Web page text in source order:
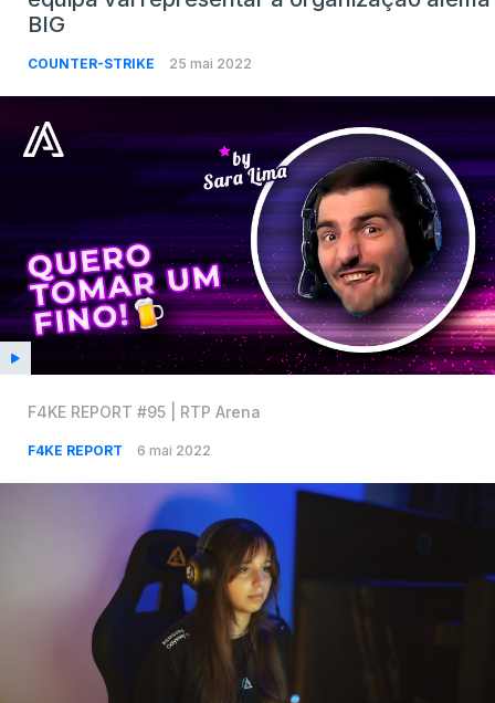
BIG
COUNTER-STRIKE 25 mai 2022
F4KE REPORT #95 | RTP Arena
F4KE REPORT 6 mai 2022